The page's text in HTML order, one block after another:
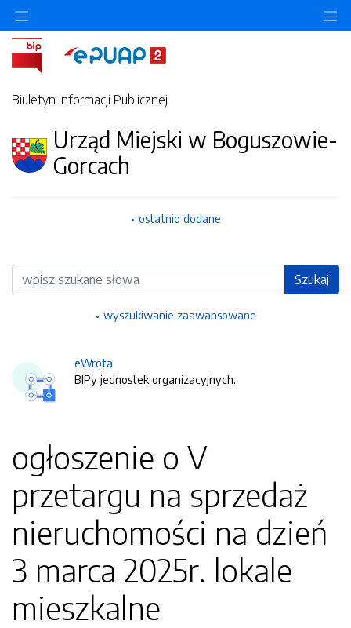
Biuletyn Informacji Publicznej
Urząd Miejski w Boguszowie-
Gorcach
ostatnio dodane
Wyszukiwarka Szukaj
wyszukiwanie zaawansowane
eWrota
BIPy jednostek organizacyjnych.
ogłoszenie o V
przetargu na sprzedaż
nieruchomości na dzień
3 marca 2025r. lokale
mieszkalne